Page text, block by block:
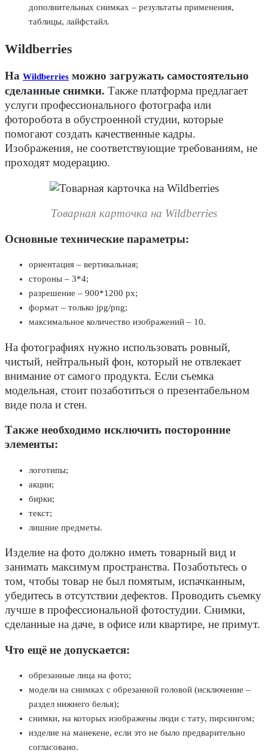
дополнительных снимках – результаты применения,
таблицы, лайфстайл.
Wildberries
На Wildberries можно загружать самостоятельно
сделанные снимки. Также платформа предлагает
услуги профессионального фотографа или
фоторобота в обустроенной студии, которые
помогают создать качественные кадры.
Изображения, не соответствующие требованиям, не
проходят модерацию.
Товарная карточка на Wildberries
Основные технические параметры:
ориентация – вертикальная;
стороны – 3*4;
разрешение – 900*1200 px;
формат – только jpg/png;
максимальное количество изображений – 10.
На фотографиях нужно использовать ровный,
чистый, нейтральный фон, который не отвлекает
внимание от самого продукта. Если съемка
модельная, стоит позаботиться о презентабельном
виде пола и стен.
Также необходимо исключить посторонние
элементы:
логотипы;
акции;
бирки;
текст;
лишние предметы.
Изделие на фото должно иметь товарный вид и
занимать максимум пространства. Позаботьтесь о
том, чтобы товар не был помятым, испачканным,
убедитесь в отсутствии дефектов. Проводить съемку
лучше в профессиональной фотостудии. Снимки,
сделанные на даче, в офисе или квартире, не примут.
Что ещё не допускается:
обрезанные лица на фото;
модели на снимках с обрезанной головой (исключение –
раздел нижнего белья);
снимки, на которых изображены люди с тату, пирсингом;
изделие на манекене, если это не было предварительно
согласовано.